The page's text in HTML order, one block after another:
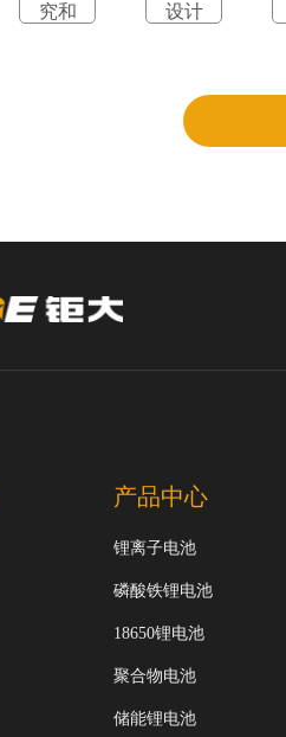
究和
设计
产品中心
锂离子电池
磷酸铁锂电池
18650锂电池
聚合物电池
储能锂电池